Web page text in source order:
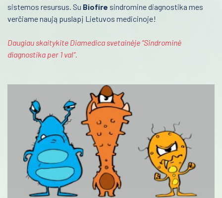
Urologija
Preanalitika
sistemos resursus. Su Biofire sindromine diagnostika mes
verčiame naują puslapį Lietuvos medicinoje!
Daugiau skaitykite Diamedica svetainėje “Sindrominė
diagnostika per 1 val“.